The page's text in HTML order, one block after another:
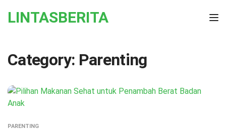
LINTASBERITA
Category: Parenting
PARENTING